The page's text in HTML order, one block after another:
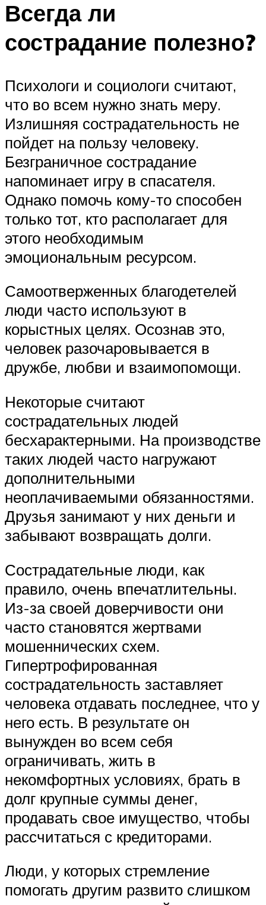
Всегда ли
сострадание полезно?
Психологи и социологи считают,
что во всем нужно знать меру.
Излишняя сострадательность не
пойдет на пользу человеку.
Безграничное сострадание
напоминает игру в спасателя.
Однако помочь кому-то способен
только тот, кто располагает для
этого необходимым
эмоциональным ресурсом.
Самоотверженных благодетелей
люди часто используют в
корыстных целях. Осознав это,
человек разочаровывается в
дружбе, любви и взаимопомощи.
Некоторые считают
сострадательных людей
бесхарактерными. На производстве
таких людей часто нагружают
дополнительными
неоплачиваемыми обязанностями.
Друзья занимают у них деньги и
забывают возвращать долги.
Сострадательные люди, как
правило, очень впечатлительны.
Из-за своей доверчивости они
часто становятся жертвами
мошеннических схем.
Гипертрофированная
сострадательность заставляет
человека отдавать последнее, что у
него есть. В результате он
вынужден во всем себя
ограничивать, жить в
некомфортных условиях, брать в
долг крупные суммы денег,
продавать свое имущество, чтобы
рассчитаться с кредиторами.
Люди, у которых стремление
помогать другим развито слишком